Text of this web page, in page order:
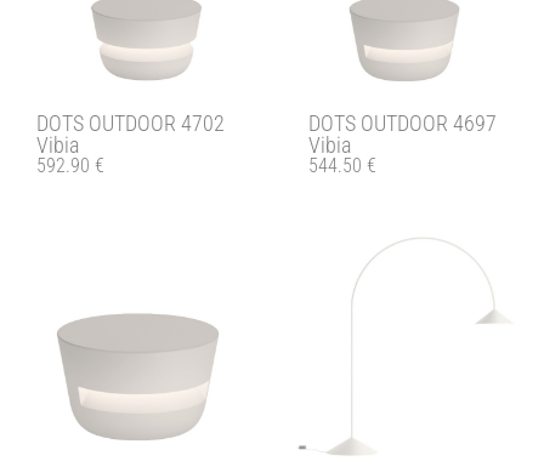
DOTS OUTDOOR 4702
Vibia
592.90 €
DOTS OUTDOOR 4697
Vibia
544.50 €